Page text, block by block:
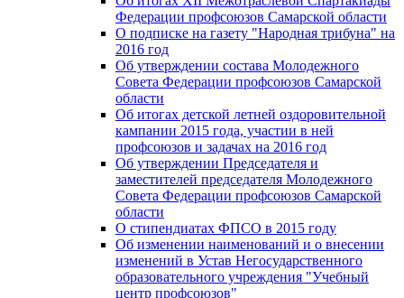
Федерации профсоюзов Самарской области
О подписке на газету "Народная трибуна" на
2016 год
Об утверждении состава Молодежного
Совета Федерации профсоюзов Самарской
области
Об итогах детской летней оздоровительной
кампании 2015 года, участии в ней
профсоюзов и задачах на 2016 год
Об утверждении Председателя и
заместителей председателя Молодежного
Совета Федерации профсоюзов Самарской
области
О стипендиатах ФПСО в 2015 году
Об изменении наименований и о внесении
изменений в Устав Негосударственного
образовательного учреждения "Учебный
центр профсоюзов"